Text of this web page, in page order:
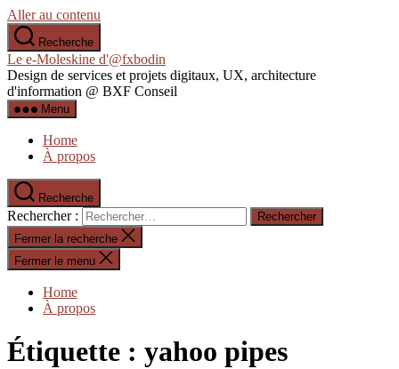
Aller au contenu
Recherche
Le e-Moleskine d'@fxbodin
Design de services et projets digitaux, UX, architecture
d'information @ BXF Conseil
Menu
Home
À propos
Recherche
Rechercher :
Fermer la recherche
Fermer le menu
Home
À propos
Étiquette : yahoo pipes